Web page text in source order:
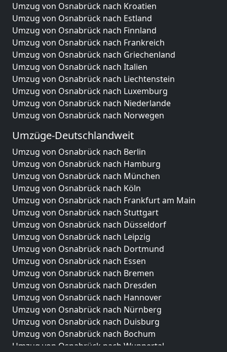
Umzug von Osnabrück nach Kroatien
Umzug von Osnabrück nach Estland
Umzug von Osnabrück nach Finnland
Umzug von Osnabrück nach Frankreich
Umzug von Osnabrück nach Griechenland
Umzug von Osnabrück nach Italien
Umzug von Osnabrück nach Liechtenstein
Umzug von Osnabrück nach Luxemburg
Umzug von Osnabrück nach Niederlande
Umzug von Osnabrück nach Norwegen
Umzüge-Deutschlandweit
Umzug von Osnabrück nach Berlin
Umzug von Osnabrück nach Hamburg
Umzug von Osnabrück nach München
Umzug von Osnabrück nach Köln
Umzug von Osnabrück nach Frankfurt am Main
Umzug von Osnabrück nach Stuttgart
Umzug von Osnabrück nach Düsseldorf
Umzug von Osnabrück nach Leipzig
Umzug von Osnabrück nach Dortmund
Umzug von Osnabrück nach Essen
Umzug von Osnabrück nach Bremen
Umzug von Osnabrück nach Dresden
Umzug von Osnabrück nach Hannover
Umzug von Osnabrück nach Nürnberg
Umzug von Osnabrück nach Duisburg
Umzug von Osnabrück nach Bochum
Umzug von Osnabrück nach Wuppertal